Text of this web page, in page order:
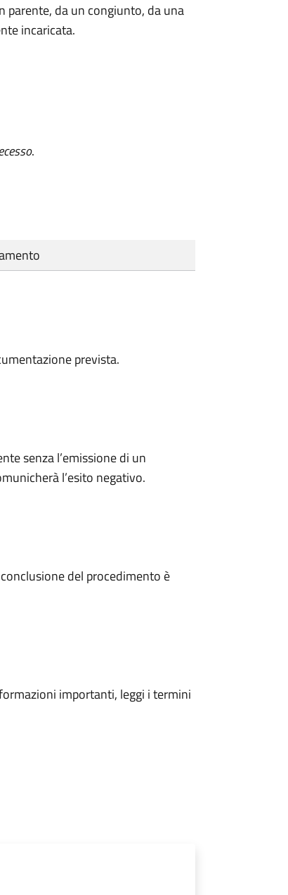
parente, da un congiunto, da una
incaricata.
.
prevista.
senza l’emissione di un
l’esito negativo.
del procedimento è
importanti, leggi i termini